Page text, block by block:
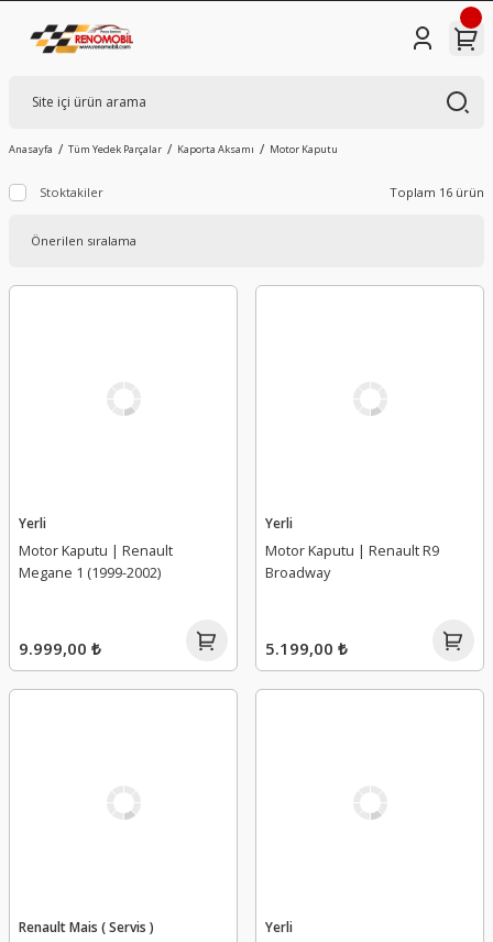
Anasayfa Tüm Yedek Parçalar Kaporta Aksamı Motor Kaputu
Stoktakiler Toplam 16 ürün
Yerli
Motor Kaputu | Renault
Megane 1 (1999-2002)
9.999,00 ₺
Yerli
Motor Kaputu | Renault R9
Broadway
5.199,00 ₺
Renault Mais ( Servis ) Yerli